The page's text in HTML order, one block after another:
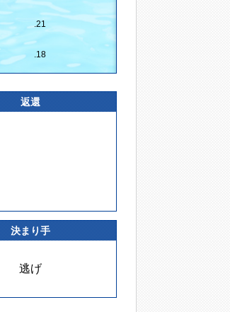
.21
.18
返還
決まり手
逃げ